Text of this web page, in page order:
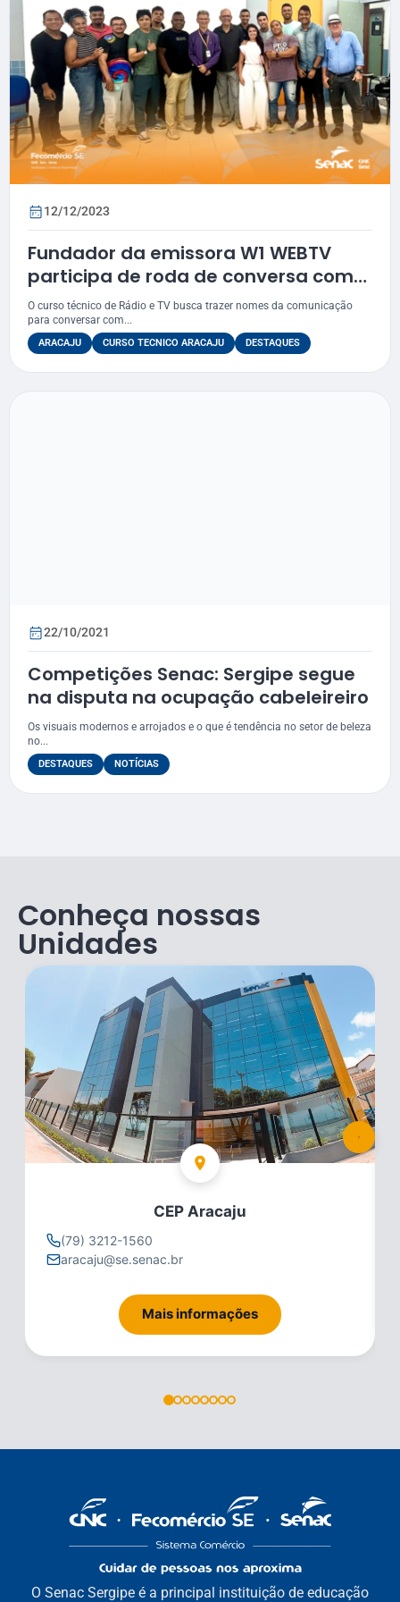
12/12/2023
Fundador da emissora W1 WEBTV
participa de roda de conversa com
alunos do curso técnico em Rádio e
Televisão do Senac
O curso técnico de Rádio e TV busca trazer nomes da comunicação
para conversar com...
ARACAJU CURSO TECNICO ARACAJU DESTAQUES
22/10/2021
Competições Senac: Sergipe segue
na disputa na ocupação cabeleireiro
Os visuais modernos e arrojados e o que é tendência no setor de beleza
no...
DESTAQUES NOTÍCIAS
Conheça nossas
Unidades
CEP Aracaju
(79) 3212-1560
aracaju@se.senac.br
Mais informações
O Senac Sergipe é a principal instituição de educação